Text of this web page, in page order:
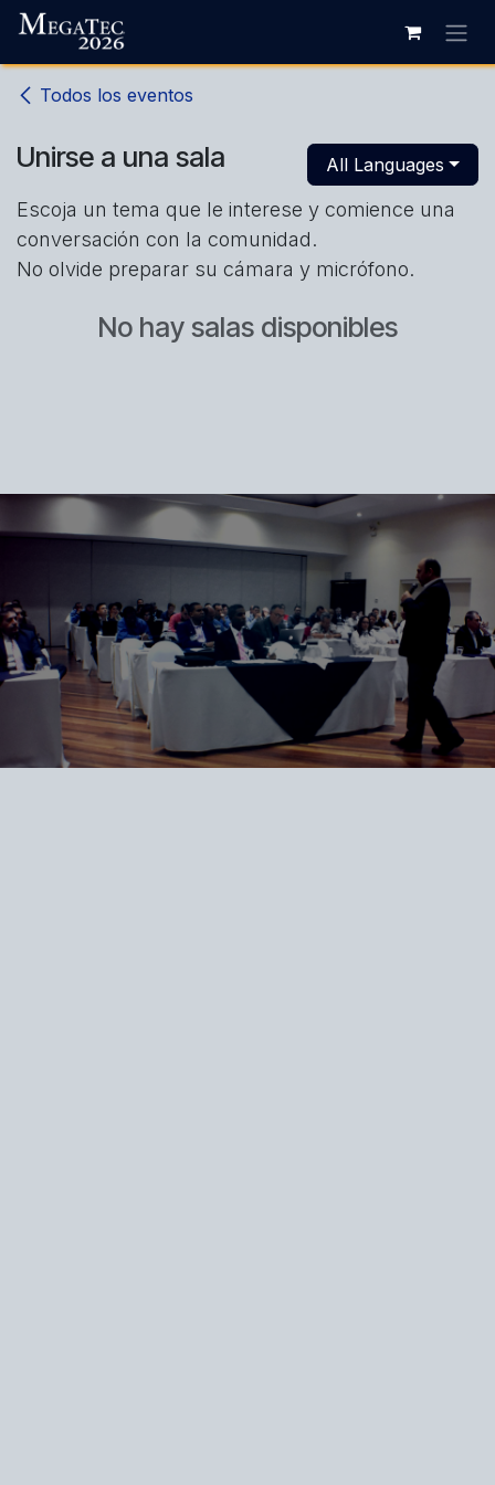
Ir al contenido
Todos los eventos
Unirse a una sala All Languages
Escoja un tema que le interese y comience una
conversación con la comunidad.
No olvide preparar su cámara y micrófono.
No hay salas disponibles